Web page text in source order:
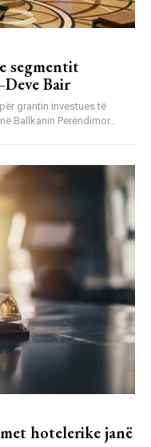
segmentit
Bair
grantin investues të
Ballkanin Perëndimor...
hotelerike janë